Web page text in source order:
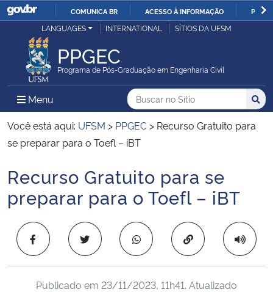
IR
COMUNICA BR ACESSO À INFORMAÇÃO
Ministério da Justiça e Segurança Pública
Ministério da Defesa
Ministério das Relações Exteriores
Ministério da Infraestrutura
Ministério da Educação
Ministério da Cidadania
LANGUAGES INTERNATIONAL SÍTIOS DA UFSM
PPGEC
Programa de Pós-Graduação em Engenharia Civil
Menu Menu Principal do Sítio
Busca
Buscar no no Sítio
Busca:
Você está aqui: UFSM > PPGEC > Recurso Gratuito para
se preparar para o Toefl – iBT
Início do conteúdo
Recurso Gratuito para se
preparar para o Toefl – iBT
Copiar para área
Publicado em 23/11/2023, 11h41. Atualizado